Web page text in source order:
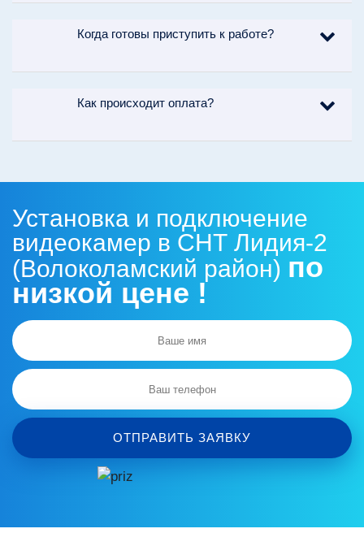
Когда готовы приступить к работе?
Как происходит оплата?
Установка и подключение
видеокамер в СНТ Лидия-2
(Волоколамский район) по
низкой цене !
ОТПРАВИТЬ ЗАЯВКУ